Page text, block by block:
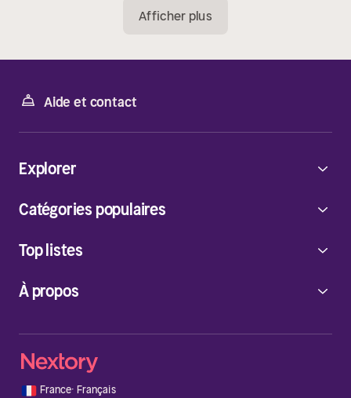
Afficher plus
Aide et contact
À propos
Explorer
Catégories populaires
Top listes
🇫🇷 France· Français